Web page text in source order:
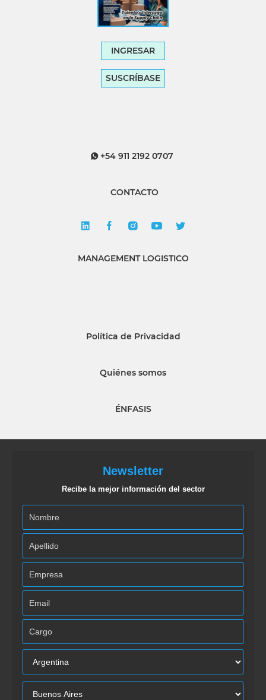
INGRESAR
SUSCRÍBASE
+54 911 2192 0707
CONTACTO
MANAGEMENT LOGISTICO
Política de Privacidad
Quiénes somos
ÉNFASIS
Newsletter
Recibe la mejor información del sector